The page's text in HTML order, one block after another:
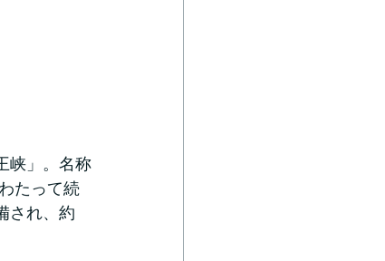
峡」。名称
たって続
され、約